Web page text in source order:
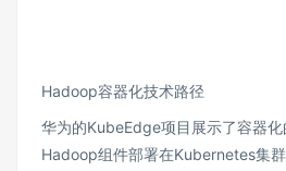
Hadoop容器化技术路径
华为的KubeEdge项目展示了容器
Hadoop组件部署在Kubernetes集